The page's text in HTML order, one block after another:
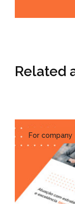
Related
For company